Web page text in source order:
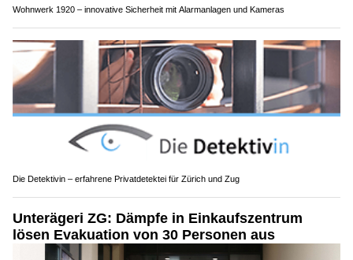
Wohnwerk 1920 – innovative Sicherheit mit Alarmanlagen und Kameras
Die Detektivin – erfahrene Privatdetektei für Zürich und Zug
Unterägeri ZG: Dämpfe in Einkaufszentrum
lösen Evakuation von 30 Personen aus